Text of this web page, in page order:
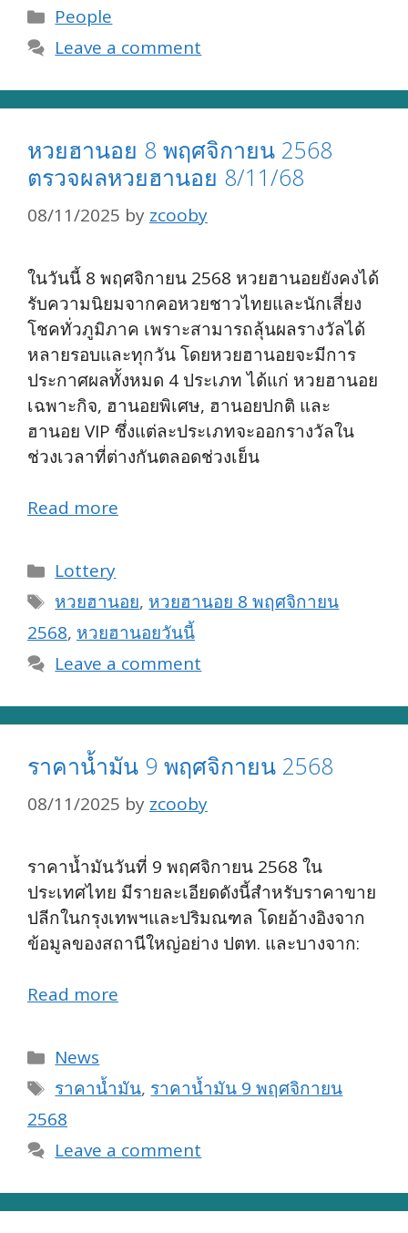
Categories
People
Leave a comment
หวยฮานอย 8 พฤศจิกายน 2568
ตรวจผลหวยฮานอย 8/11/68
08/11/2025 by zcooby
ในวันนี้ 8 พฤศจิกายน 2568 หวยฮานอยยังคงได้
รับความนิยมจากคอหวยชาวไทยและนักเสี่ยง
โชคทั่วภูมิภาค เพราะสามารถลุ้นผลรางวัลได้
หลายรอบและทุกวัน โดยหวยฮานอยจะมีการ
ประกาศผลทั้งหมด 4 ประเภท ได้แก่ หวยฮานอย
เฉพาะกิจ, ฮานอยพิเศษ, ฮานอยปกติ และ
ฮานอย VIP ซึ่งแต่ละประเภทจะออกรางวัลใน
ช่วงเวลาที่ต่างกันตลอดช่วงเย็น
Read more
Categories
Lottery
Tags
หวยฮานอย, หวยฮานอย 8 พฤศจิกายน
2568, หวยฮานอยวันนี้
Leave a comment
ราคาน้ำมัน 9 พฤศจิกายน 2568
08/11/2025 by zcooby
ราคาน้ำมันวันที่ 9 พฤศจิกายน 2568 ใน
ประเทศไทย มีรายละเอียดดังนี้สำหรับราคาขาย
ปลีกในกรุงเทพฯและปริมณฑล โดยอ้างอิงจาก
ข้อมูลของสถานีใหญ่อย่าง ปตท. และบางจาก:
Read more
Categories
News
Tags
ราคาน้ำมัน, ราคาน้ำมัน 9 พฤศจิกายน
2568
Leave a comment